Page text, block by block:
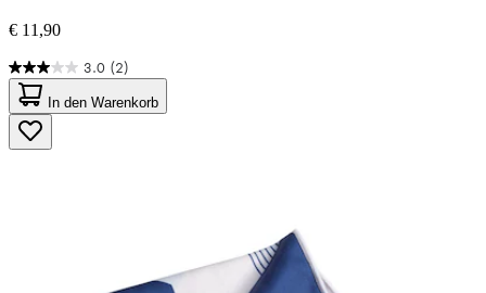
€ 11,90
3.0 (2)
3.0
von
5
Sternen.
2
In den Warenkorb